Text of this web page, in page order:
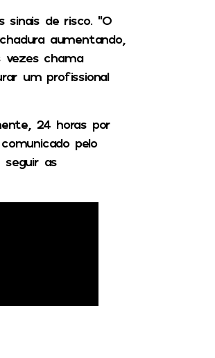
sinais de risco. “O
aumentando,
vezes chama
um profissional
24 horas por
pelo
seguir as